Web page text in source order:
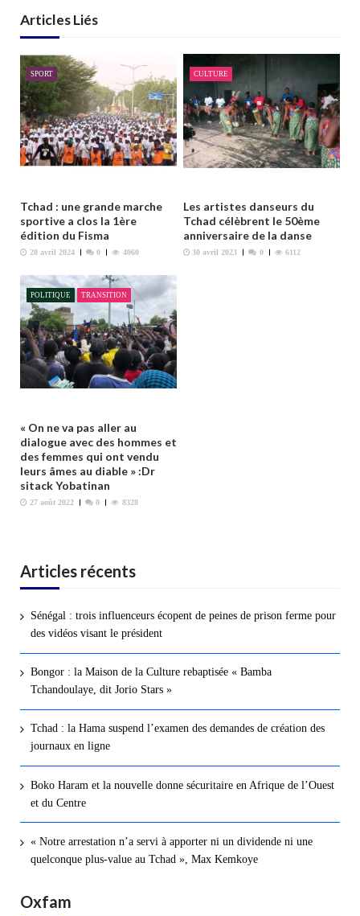
t
i
o
n
d
e
l
’
r
t
i
l
e
Articles Liés
SPORT
Tchad : une grande marche
sportive a clos la 1ère
édition du Fisma
28 avril 2024 0 4060
CULTURE
Les artistes danseurs du
Tchad célèbrent le 50ème
anniversaire de la danse
30 avril 2023 0 6112
POLITIQUE TRANSITION
« On ne va pas aller au
dialogue avec des hommes et
des femmes qui ont vendu
leurs âmes au diable » :Dr
sitack Yobatinan
27 août 2022 0 8328
Articles récents
Sénégal : trois influenceurs écopent de peines de prison ferme pour
des vidéos visant le président
Bongor : la Maison de la Culture rebaptisée « Bamba
Tchandoulaye, dit Jorio Stars »
Tchad : la Hama suspend l’examen des demandes de création des
journaux en ligne
Boko Haram et la nouvelle donne sécuritaire en Afrique de l’Ouest
et du Centre
« Notre arrestation n’a servi à apporter ni un dividende ni une
quelconque plus-value au Tchad », Max Kemkoye
Oxfam